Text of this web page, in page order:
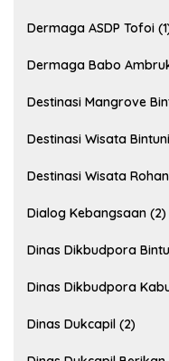
Dermaga ASDP Tofoi
Dermaga Babo
Destinasi Mangrove
Destinasi Wisata
Destinasi Wisata
Dialog Kebangsaan (2)
Dinas Dikbudpora
Dinas Dikbudpora
Dinas Dukcapil (2)